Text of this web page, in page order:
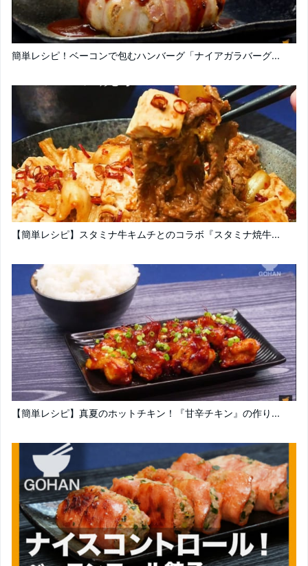
簡単レシピ！ベーコンで包むハンバーグ「ナイアガラバーグ...
【簡単レシピ】スタミナ牛キムチとのコラボ『スタミナ焼牛...
【簡単レシピ】真夏のホットチキン！『甘辛チキン』の作り...